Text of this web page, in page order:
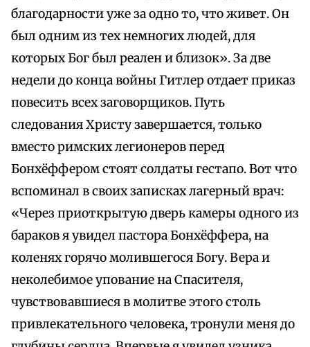
благодарности уже за одно то, что живет. Он
был одним из тех немногих людей, для
которых Бог был реален и близок». За две
недели до конца войны Гитлер отдает приказ
повесить всех заговорщиков. Путь
следования Христу завершается, только
вместо римских легионеров перед
Бонхёффером стоят солдаты гестапо. Вот что
вспоминал в своих записках лагерный врач:
«Через приоткрытую дверь камеры одного из
бараков я увидел пастора Бонхёффера, на
коленях горячо молившегося Богу. Вера и
неколебимое упование на Спасителя,
чувствовавшиеся в молитве этого столь
привлекательного человека, тронули меня до